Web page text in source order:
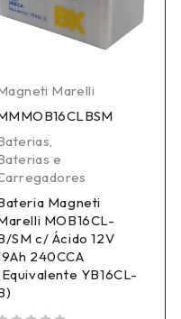
Marelli
,
e
Magneti
MOB16CL-
SM c/ Ácido 12V
240CCA
YB16CL-